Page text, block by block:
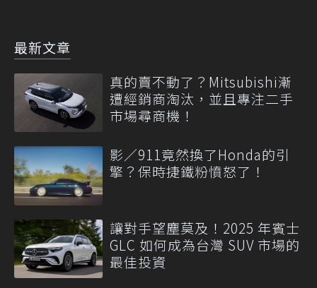
最新文章
真的賣不動了？Mitsubishi漸
遭經銷商淘汰，並且專注二手
市場尋商機！
影／911竟然換了Honda的引
擎？保時捷鐵粉憤怒了！
讓對手望塵莫及！2025 年賓士
GLC 如何成為台灣 SUV 市場的
最佳投資